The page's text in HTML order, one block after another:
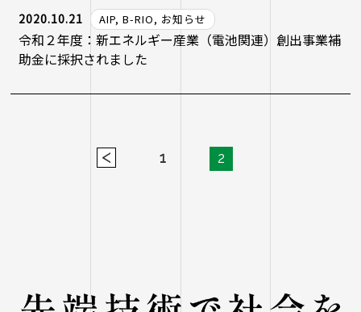
2020.10.21 AIP, B-RIO, お知らせ
令和２年度：新エネルギー産業（電池関連）創出事業補
助金に採択されました
< 1 2